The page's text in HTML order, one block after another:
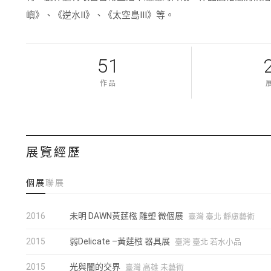
嶼》、《逆水II》、《太空島Ⅲ》等。
51
作品
展覽經歷
個展聯展
2016 未明 DAWN黃莛㭹 雕塑 微個展 臺灣 臺北 靜慮藝術
2015 弱Delicate –黃莛㭹 器具展 臺灣 臺北 若水小品
2015 光與闇的交界 臺灣 高雄 未藝術